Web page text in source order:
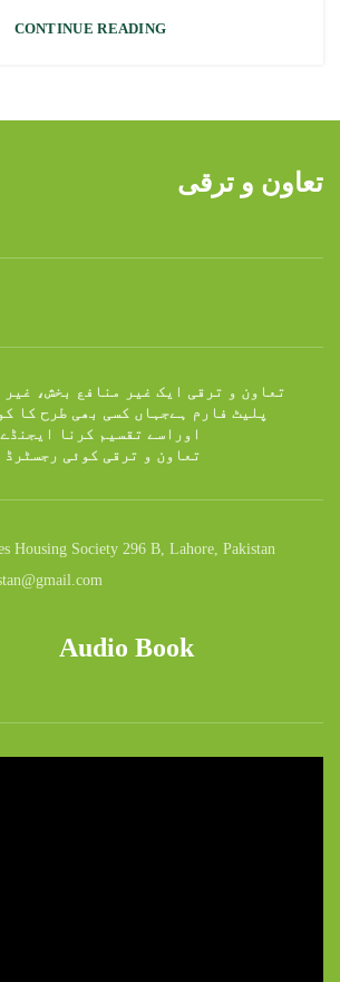
CONTINUE READING
تعاون و ترقی
تعاون و ترقی ایک غیر منافع بخش،
پلیٹ فارم ہےجہاں کسی بھی طرح کا
اوراسے تقسیم کرنا
تعاون و ترقی کوئی
Housing Society 296 B, Lahore, Pakistan
Audio Book